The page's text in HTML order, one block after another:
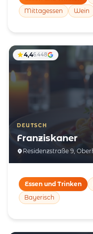
Mittagessen
Wein
DEUTSCH
Franziskaner
Residenzstraße 9,
4,46.448
Essen und Trinken
Bayerisch